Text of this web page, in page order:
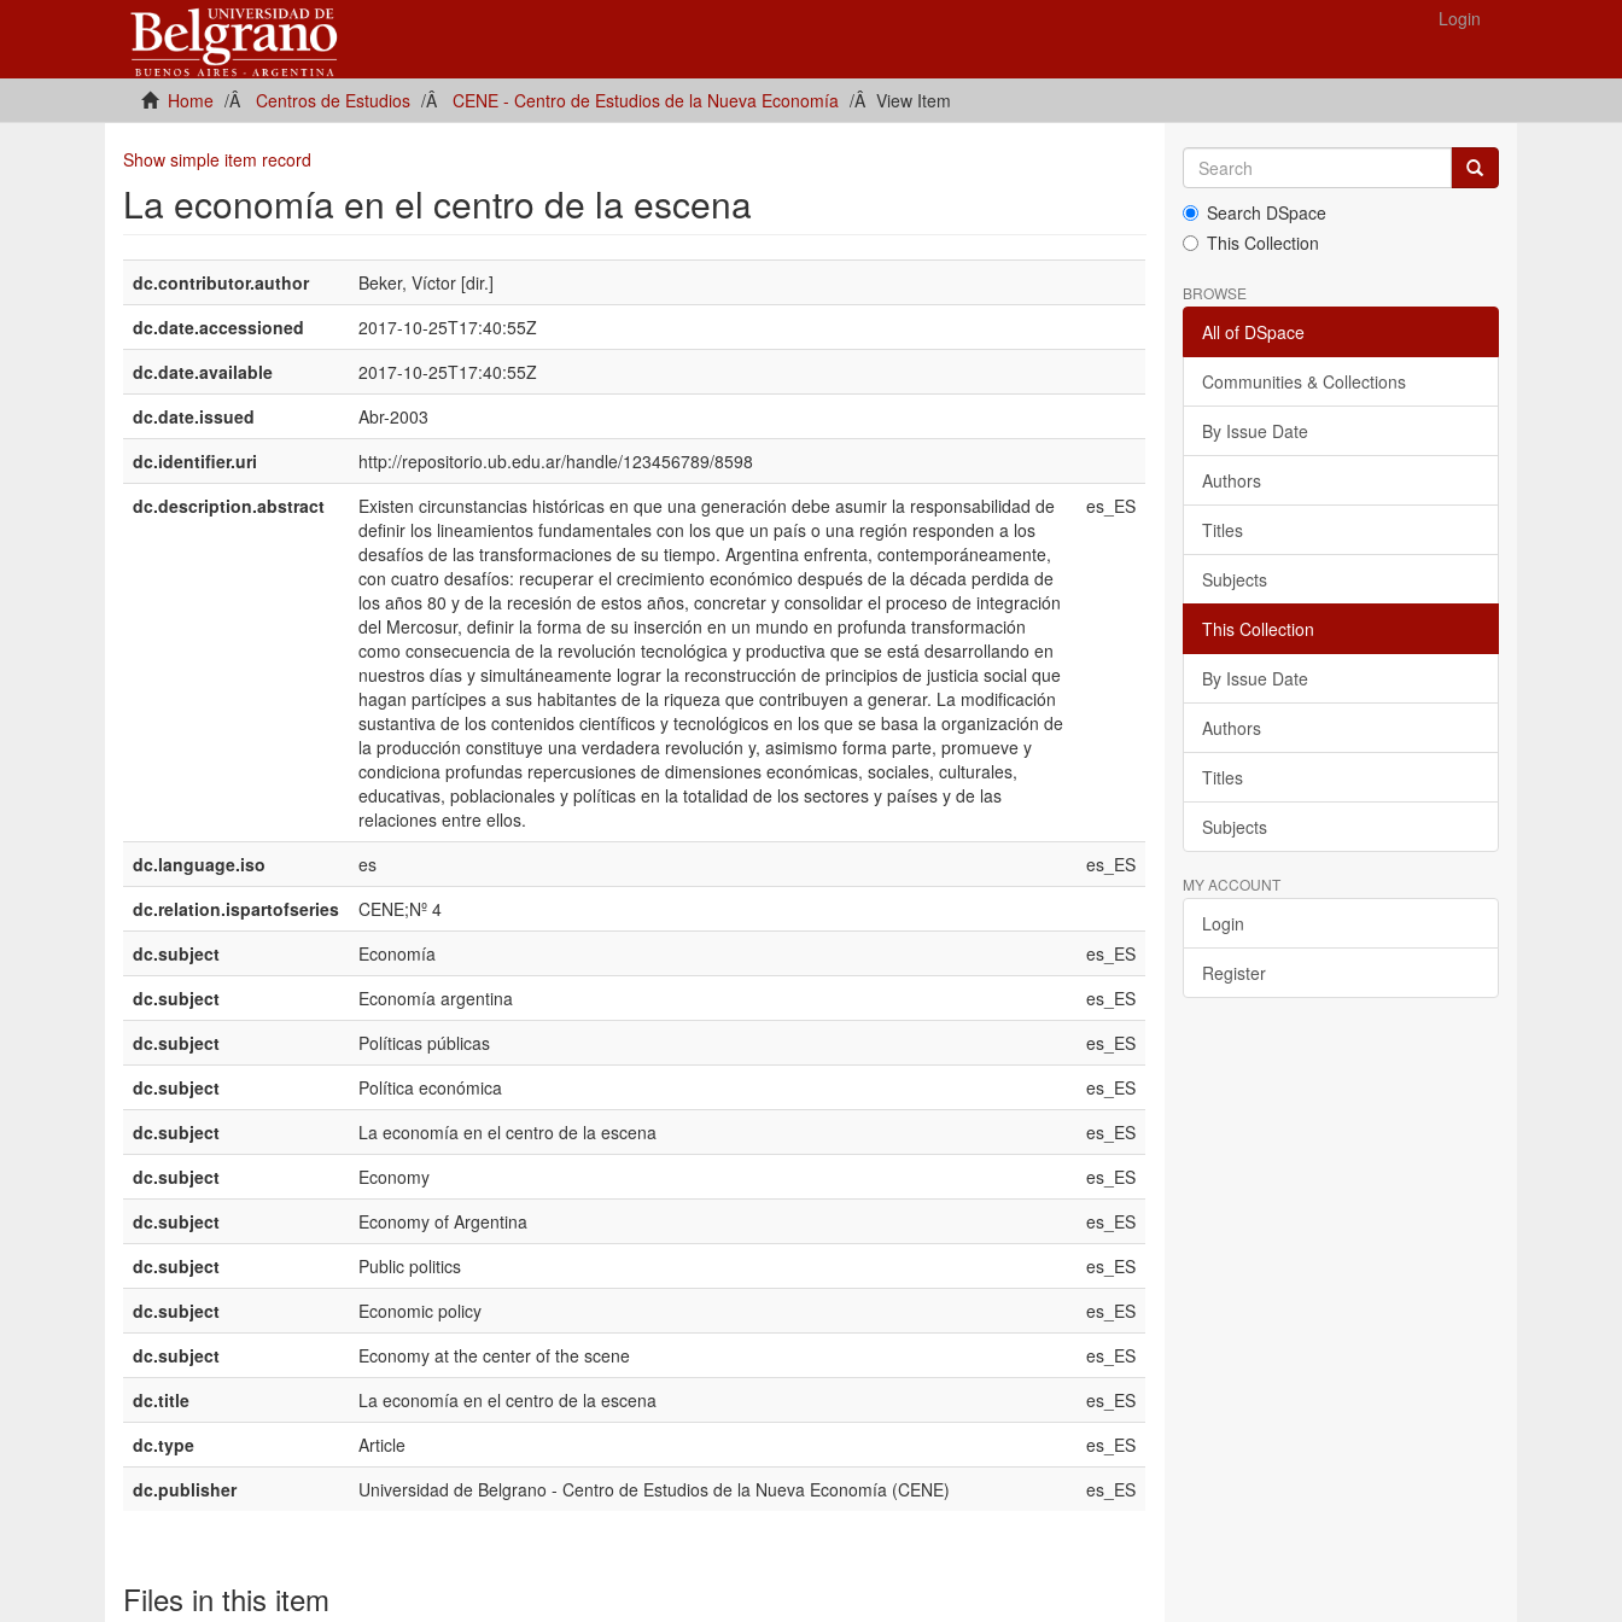
Login
Home Centros de Estudios CENE - Centro de Estudios de la Nueva Economía View Item
Show simple item record
La economía en el centro de la escena
dc.contributor.author
Beker, Víctor [dir.]
dc.date.accessioned
2017-10-25T17:40:55Z
dc.date.available
2017-10-25T17:40:55Z
dc.date.issued
Abr-2003
dc.identifier.uri
http://repositorio.ub.edu.ar/handle/123456789/8598
dc.description.abstract
Existen circunstancias históricas en que una generación debe asumir la responsabilidad de
definir los lineamientos fundamentales con los que un país o una región responden a los
desafíos de las transformaciones de su tiempo. Argentina enfrenta, contemporáneamente,
con cuatro desafíos: recuperar el crecimiento económico después de la década perdida de
los años 80 y de la recesión de estos años, concretar y consolidar el proceso de integración
del Mercosur, definir la forma de su inserción en un mundo en profunda transformación
como consecuencia de la revolución tecnológica y productiva que se está desarrollando en
nuestros días y simultáneamente lograr la reconstrucción de principios de justicia social que
hagan partícipes a sus habitantes de la riqueza que contribuyen a generar. La modificación
sustantiva de los contenidos científicos y tecnológicos en los que se basa la organización de
la producción constituye una verdadera revolución y, asimismo forma parte, promueve y
condiciona profundas repercusiones de dimensiones económicas, sociales, culturales,
educativas, poblacionales y políticas en la totalidad de los sectores y países y de las
relaciones entre ellos.
es_ES
dc.language.iso es
es_ES
dc.relation.ispartofseries
CENE;Nº 4
dc.subject
Economía
es_ES
dc.subject
Economía argentina
es_ES
dc.subject
Políticas públicas
es_ES
dc.subject
Política económica
es_ES
dc.subject
La economía en el centro de la escena
es_ES
dc.subject
Economy
es_ES
dc.subject
Economy of Argentina
es_ES
dc.subject
Public politics
es_ES
dc.subject
Economic policy
es_ES
dc.subject
Economy at the center of the scene
es_ES
dc.title
La economía en el centro de la escena
es_ES
dc.type
Article
es_ES
dc.publisher
Universidad de Belgrano - Centro de Estudios de la Nueva Economía (CENE) es_ES
Files in this item
Search DSpace
This Collection
BROWSE
All of DSpace
Communities & Collections
By Issue Date
Authors
Titles
Subjects
This Collection
By Issue Date
Authors
Titles
Subjects
MY ACCOUNT
Login
Register